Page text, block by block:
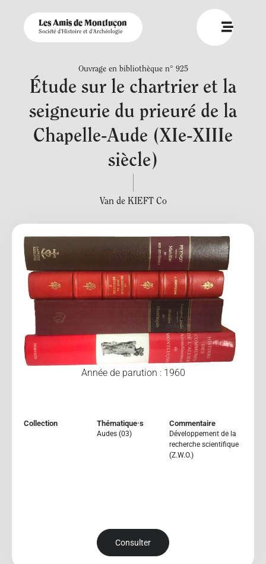
Les Amis de Montluçon
Société d'Histoire et d'Archéologie
Ouvrage en bibliothèque n° 925
Étude sur le chartrier et la
seigneurie du prieuré de la
Chapelle-Aude (XIe-XIIIe
siècle)
Van de KIEFT Co
Année de parution : 1960
Collection Thématique·s
Audes (03)
Commentaire
Développement de la
recherche scientifique
(Z.W.O.)
Consulter